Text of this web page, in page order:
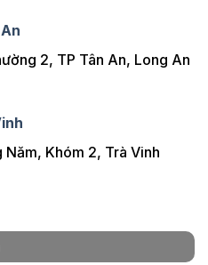
2, TP Tân An, Long An
Khóm 2, Trà Vinh